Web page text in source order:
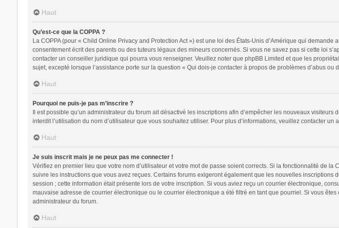
Haut
Qu’est-ce que la COPPA ?
La COPPA (pour « Child Online Privacy and Protection Act ») est une loi des États-Unis d’Amérique qui
consentement écrit des parents ou des tuteurs légaux des mineurs concernés. Si vous ne savez pas si cette loi
contacter un conseiller juridique qui pourra vous renseigner. Veuillez noter que phpBB Limited et que les
sujet, excepté lorsque l’assistance porte sur la question « Qui dois-je contacter à propos de problèmes d’abus ou
Haut
Pourquoi ne puis-je pas m’inscrire ?
Il est possible qu’un administrateur du forum ait désactivé les inscriptions afin d’empêcher les nouveaux
interdit l’utilisation du nom d’utilisateur que vous souhaitez utiliser. Pour plus d’informations, veuillez contacter un
Haut
Je suis inscrit mais je ne peux pas me connecter !
Vérifiez en premier lieu que votre nom d’utilisateur et votre mot de passe soient corrects. Si la fonctionnalité de
suivre les instructions que vous avez reçues. Certains forums exigeront également que les nouvelles
session ; cette information était présente lors de votre inscription. Si vous aviez reçu un courrier électronique,
mauvaise adresse de courrier électronique ou le courrier électronique a été filtré en tant que pourriel. Si vous
administrateur du forum.
Haut